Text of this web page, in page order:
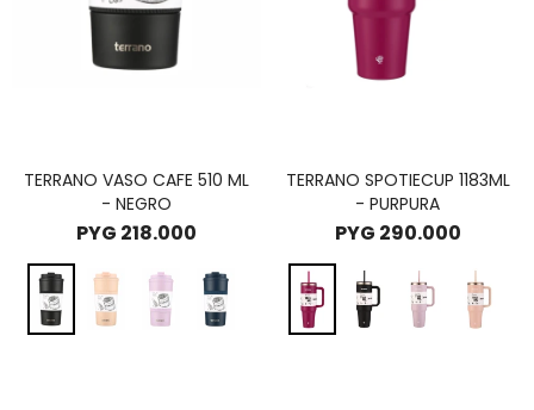
TERRANO VASO CAFE 510 ML
- NEGRO
PYG 218.000
TERRANO SPOTIECUP 1183ML
- PURPURA
PYG 290.000